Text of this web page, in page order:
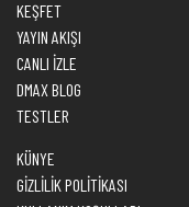
KEŞFET
YAYIN AKIŞI
CANLI İZLE
DMAX BLOG
TESTLER
KÜNYE
GİZLİLİK POLİTİKASI